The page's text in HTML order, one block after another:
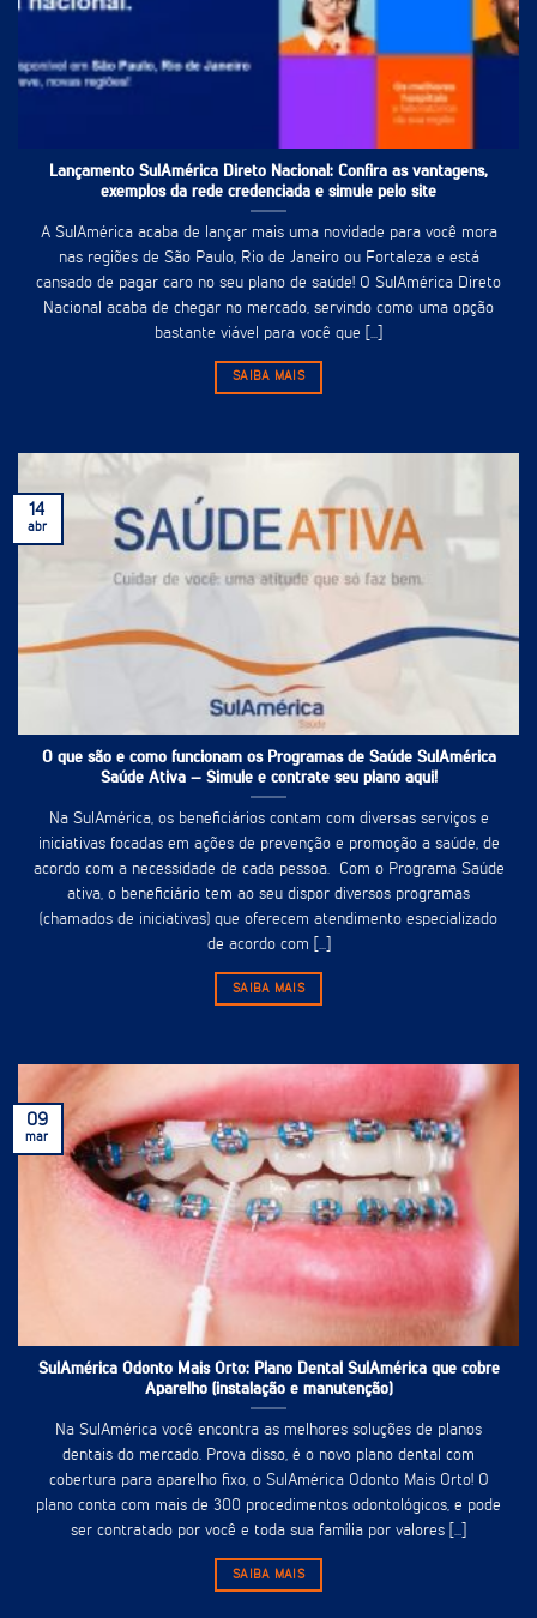
Lançamento SulAmérica Direto Nacional: Confira as vantagens,
exemplos da rede credenciada e simule pelo site
A SulAmérica acaba de lançar mais uma novidade para você mora
nas regiões de São Paulo, Rio de Janeiro ou Fortaleza e está
cansado de pagar caro no seu plano de saúde! O SulAmérica Direto
Nacional acaba de chegar no mercado, servindo como uma opção
bastante viável para você que [...]
SAIBA MAIS
O que são e como funcionam os Programas de Saúde SulAmérica
Saúde Ativa – Simule e contrate seu plano aqui!
Na SulAmérica, os beneficiários contam com diversas serviços e
iniciativas focadas em ações de prevenção e promoção a saúde, de
acordo com a necessidade de cada pessoa. Com o Programa Saúde
ativa, o beneficiário tem ao seu dispor diversos programas
(chamados de iniciativas) que oferecem atendimento especializado
de acordo com [...]
SAIBA MAIS
14
abr
SulAmérica Odonto Mais Orto: Plano Dental SulAmérica que cobre
Aparelho (instalação e manutenção)
Na SulAmérica você encontra as melhores soluções de planos
dentais do mercado. Prova disso, é o novo plano dental com
cobertura para aparelho fixo, o SulAmérica Odonto Mais Orto! O
plano conta com mais de 300 procedimentos odontológicos, e pode
ser contratado por você e toda sua família por valores [...]
SAIBA MAIS
09
mar